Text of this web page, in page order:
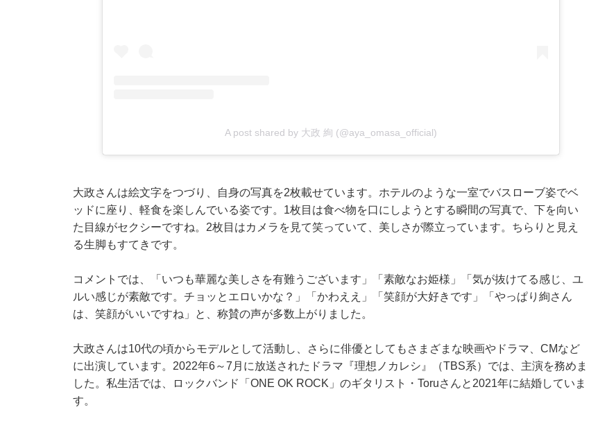
A post shared by 大政 絢 (@aya_omasa_official)
大政さんは絵文字をつづり、自身の写真を2枚載せています。ホテルのような一室でバスローブ姿でベ
ッドに座り、軽食を楽しんでいる姿です。1枚目は食べ物を口にしようとする瞬間の写真で、下を向い
た目線がセクシーですね。2枚目はカメラを見て笑っていて、美しさが際立っています。ちらりと見え
る生脚もすてきです。
コメントでは、「いつも華麗な美しさを有難うございます」「素敵なお姫様」「気が抜けてる感じ、ユ
ルい感じが素敵です。チョッとエロいかな？」「かわええ」「笑顔が大好きです」「やっぱり絢さん
は、笑顔がいいですね」と、称賛の声が多数上がりました。
大政さんは10代の頃からモデルとして活動し、さらに俳優としてもさまざまな映画やドラマ、CMなど
に出演しています。2022年6～7月に放送されたドラマ『理想ノカレシ』（TBS系）では、主演を務めま
した。私生活では、ロックバンド「ONE OK ROCK」のギタリスト・Toruさんと2021年に結婚していま
す。